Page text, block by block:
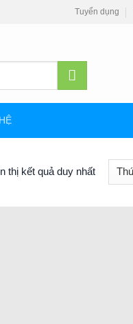
Tuyển dụng
thị kết quả duy nhất